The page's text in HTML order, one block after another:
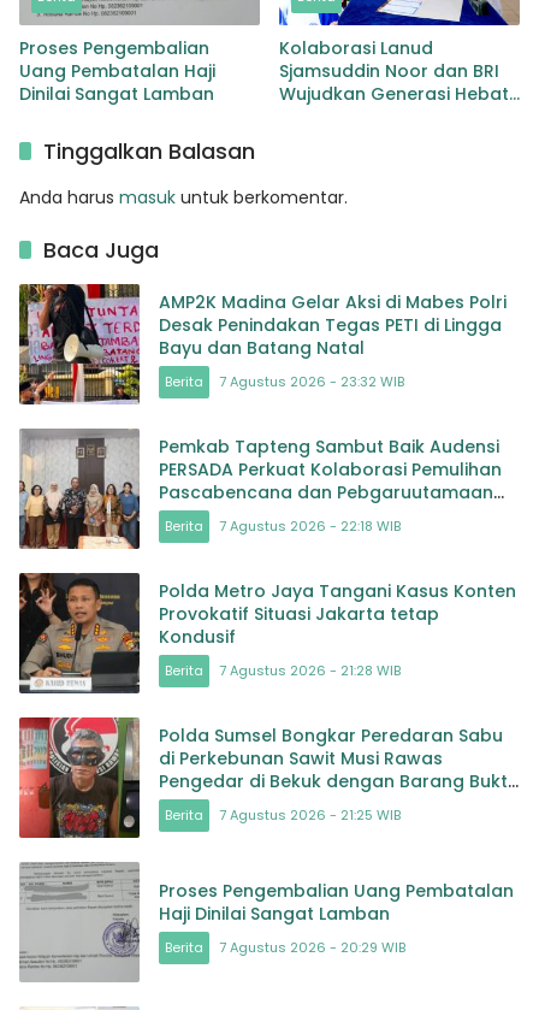
Proses Pengembalian
Uang Pembatalan Haji
Dinilai Sangat Lamban
Kolaborasi Lanud
Sjamsuddin Noor dan BRI
Wujudkan Generasi Hebat
Tinggalkan Balasan
Anda harus masuk untuk berkomentar.
Baca Juga
AMP2K Madina Gelar Aksi di Mabes Polri
Desak Penindakan Tegas PETI di Lingga
Bayu dan Batang Natal
Berita 7 Agustus 2026 - 23:32 WIB
Pemkab Tapteng Sambut Baik Audensi
PERSADA Perkuat Kolaborasi Pemulihan
Pascabencana dan Pebgaruutamaan
Inklusi
Berita 7 Agustus 2026 - 22:18 WIB
Polda Metro Jaya Tangani Kasus Konten
Provokatif Situasi Jakarta tetap
Kondusif
Berita 7 Agustus 2026 - 21:28 WIB
Polda Sumsel Bongkar Peredaran Sabu
di Perkebunan Sawit Musi Rawas
Pengedar di Bekuk dengan Barang Bukti
Sabu dan Timbangan
Berita 7 Agustus 2026 - 21:25 WIB
Proses Pengembalian Uang Pembatalan
Haji Dinilai Sangat Lamban
Berita 7 Agustus 2026 - 20:29 WIB